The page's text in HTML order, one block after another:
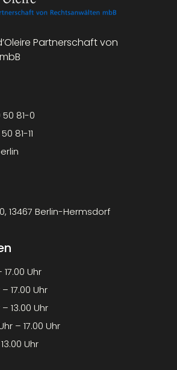
Partnerschaft von
81-0
81-11
13467 Berlin-Hermsdorf
Uhr
17.00 Uhr
13.00 Uhr
– 17.00 Uhr
Uhr